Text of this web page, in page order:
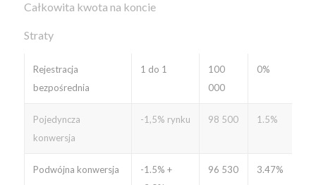
Całkowita kwota na koncie
Straty
Rejestracja
bezpośrednia
1 do 1
100
000
0%
Pojedyncza
konwersja
-1,5% rynku 98 500 1.5%
Podwójna konwersja
-1.5% +
96 530 3.47%